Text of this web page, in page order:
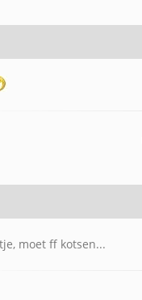
moet ff kotsen...